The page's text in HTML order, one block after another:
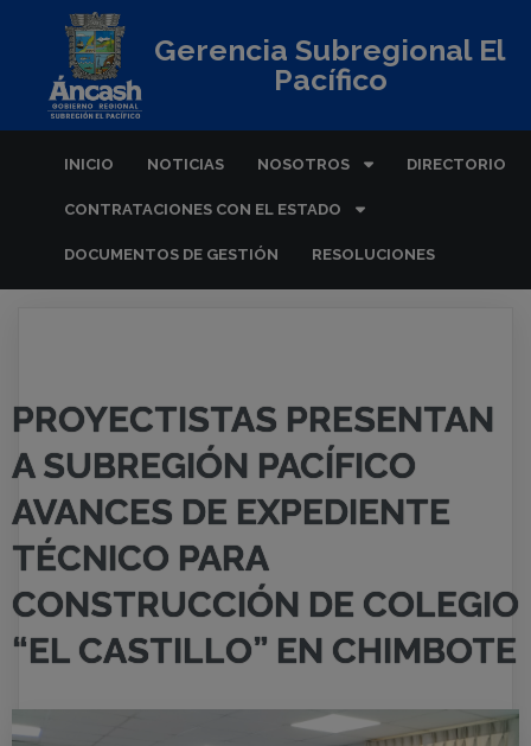
Gerencia Subregional El
Pacífico
INICIO NOTICIAS NOSOTROS DIRECTORIO
CONTRATACIONES CON EL ESTADO
DOCUMENTOS DE GESTIÓN RESOLUCIONES
PROYECTISTAS PRESENTAN
A SUBREGIÓN PACÍFICO
AVANCES DE EXPEDIENTE
TÉCNICO PARA
CONSTRUCCIÓN DE COLEGIO
“EL CASTILLO” EN CHIMBOTE